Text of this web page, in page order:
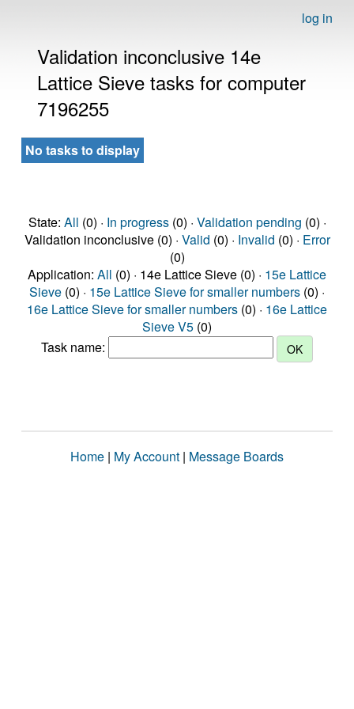
log in
Validation inconclusive 14e
Lattice Sieve tasks for computer
7196255
No tasks to display
State: All (0) · In progress(0) · Validation pending (0) ·
Validation inconclusive (0) · Valid (0) · Invalid (0) · Error
(0)
Application: All (0) · 14e Lattice Sieve (0) · 15e Lattice
Sieve (0) · 15e Lattice Sieve for smaller numbers (0) ·
16e Lattice Sieve for smaller numbers (0) · 16e Lattice
Sieve V5 (0)
Task name:
Home | My Account | Message Boards